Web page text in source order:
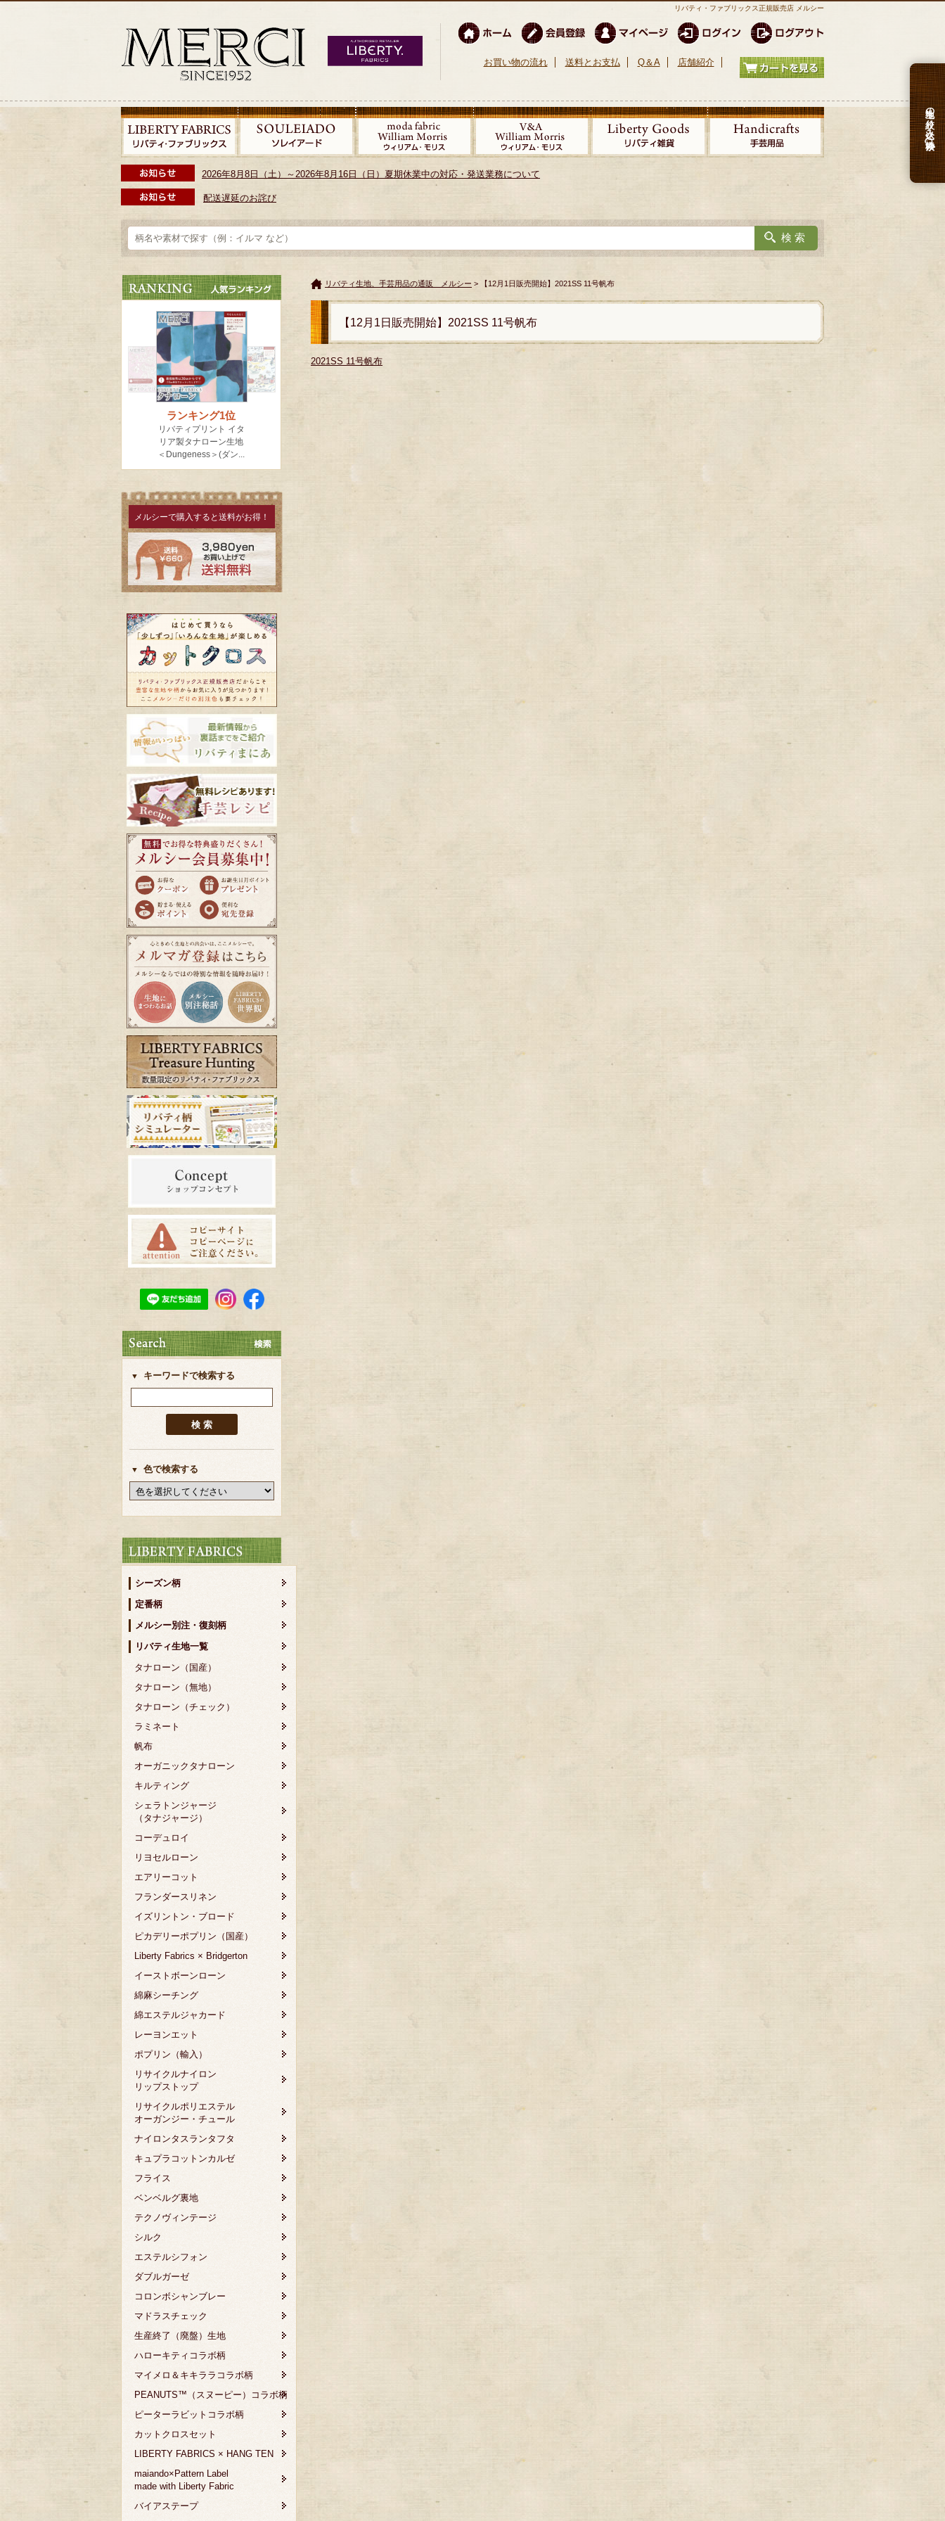
リバティ・ファブリックス正規販売店 メルシー
お買い物の流れ 送料とお支払 Q＆A 店舗紹介
2026年8月8日（土）～2026年8月16日（日）夏期休業中の対応・発送業務について
配送遅延のお詫び
生地の絞り込み検索
メルシーで購入すると送料がお得！
キーワードで検索する
色で検索する
シーズン柄
定番柄
メルシー別注・復刻柄
リバティ生地一覧
タナローン（国産）
タナローン（無地）
タナローン（チェック）
ラミネート
帆布
オーガニックタナローン
キルティング
シェラトンジャージ
（タナジャージ）
コーデュロイ
リヨセルローン
エアリーコット
フランダースリネン
イズリントン・ブロード
ピカデリーポプリン（国産）
Liberty Fabrics × Bridgerton
イーストボーンローン
綿麻シーチング
綿エステルジャカード
レーヨンエット
ポプリン（輸入）
リサイクルナイロン
リップストップ
リサイクルポリエステル
オーガンジー・チュール
ナイロンタスランタフタ
キュプラコットンカルゼ
フライス
ベンベルグ裏地
テクノヴィンテージ
シルク
エステルシフォン
ダブルガーゼ
コロンボシャンブレー
マドラスチェック
生産終了（廃盤）生地
ハローキティコラボ柄
マイメロ＆キキララコラボ柄
PEANUTS™（スヌーピー）コラボ柄
ピーターラビットコラボ柄
カットクロスセット
LIBERTY FABRICS × HANG TEN
maiando×Pattern Label
made with Liberty Fabric
バイアステープ
リバティ生地、手芸用品の通販 メルシー > 【12月1日販売開始】2021SS 11号帆布
【12月1日販売開始】2021SS 11号帆布
2021SS 11号帆布